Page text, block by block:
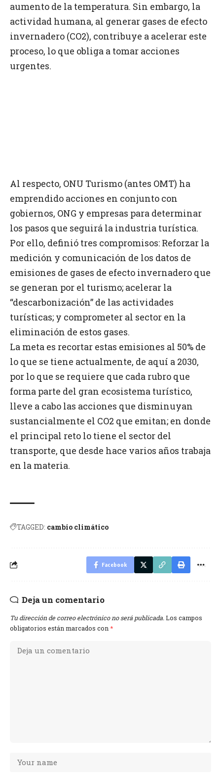
aumento de la temperatura. Sin embargo, la
actividad humana, al generar gases de efecto
invernadero (CO2), contribuye a acelerar este
proceso, lo que obliga a tomar acciones
urgentes.
Al respecto, ONU Turismo (antes OMT) ha
emprendido acciones en conjunto con
gobiernos, ONG y empresas para determinar
los pasos que seguirá la industria turística.
Por ello, definió tres compromisos: Reforzar la
medición y comunicación de los datos de
emisiones de gases de efecto invernadero que
se generan por el turismo; acelerar la
“descarbonización” de las actividades
turísticas; y comprometer al sector en la
eliminación de estos gases.
La meta es recortar estas emisiones al 50% de
lo que se tiene actualmente, de aquí a 2030,
por lo que se requiere que cada rubro que
forma parte del gran ecosistema turístico,
lleve a cabo las acciones que disminuyan
sustancialmente el CO2 que emitan; en donde
el principal reto lo tiene el sector del
transporte, que desde hace varios años trabaja
en la materia.
TAGGED: cambio climático
Facebook
Deja un comentario
Tu dirección de correo electrónico no será publicada. Los campos
obligatorios están marcados con *